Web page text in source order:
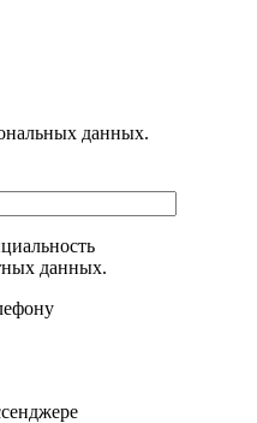
данных.
данных.